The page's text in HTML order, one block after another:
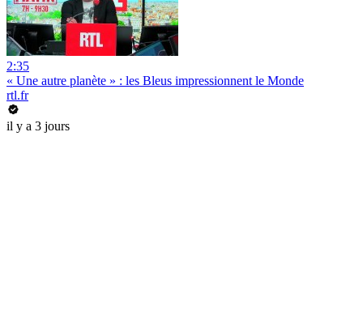
2:35
« Une autre planète » : les Bleus impressionnent le Monde
rtl.fr
il y a 3 jours